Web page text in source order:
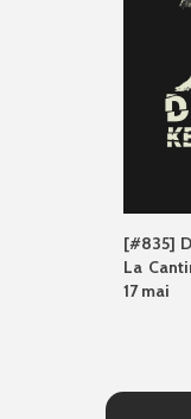
[#835]
La
17 mai